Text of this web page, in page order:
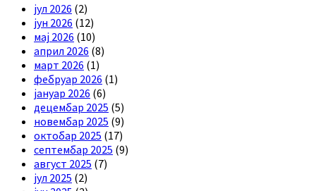
јул 2026 (2)
јун 2026 (12)
мај 2026 (10)
април 2026 (8)
март 2026 (1)
фебруар 2026 (1)
јануар 2026 (6)
децембар 2025 (5)
новембар 2025 (9)
октобар 2025 (17)
септембар 2025 (9)
август 2025 (7)
јул 2025 (2)